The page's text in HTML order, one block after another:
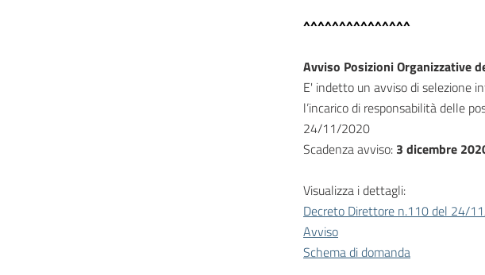
^^^^^^^^^^^^^^^
Avviso Posizioni Organizzative
E' indetto un avviso di selezione
l’incarico di responsabilità delle
24/11/2020
Scadenza avviso: 3 dicembre
Visualizza i dettagli:
Decreto Direttore n.110 del 24/
Avviso
Schema di domanda